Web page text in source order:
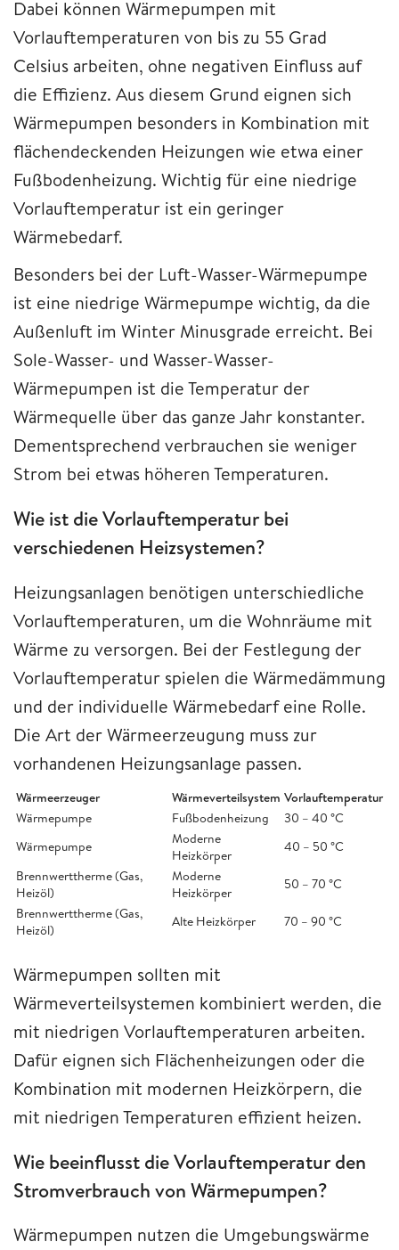
Dabei können Wärmepumpen mit
Vorlauftemperaturen von bis zu 55 Grad
Celsius arbeiten, ohne negativen Einfluss auf
die Effizienz. Aus diesem Grund eignen sich
Wärmepumpen besonders in Kombination mit
flächendeckenden Heizungen wie etwa einer
Fußbodenheizung. Wichtig für eine niedrige
Vorlauftemperatur ist ein geringer
Wärmebedarf.
Besonders bei der Luft-Wasser-Wärmepumpe
ist eine niedrige Wärmepumpe wichtig, da die
Außenluft im Winter Minusgrade erreicht. Bei
Sole-Wasser- und Wasser-Wasser-
Wärmepumpen ist die Temperatur der
Wärmequelle über das ganze Jahr konstanter.
Dementsprechend verbrauchen sie weniger
Strom bei etwas höheren Temperaturen.
Wie ist die Vorlauftemperatur bei
verschiedenen Heizsystemen?
Heizungsanlagen benötigen unterschiedliche
Vorlauftemperaturen, um die Wohnräume mit
Wärme zu versorgen. Bei der Festlegung der
Vorlauftemperatur spielen die Wärmedämmung
und der individuelle Wärmebedarf eine Rolle.
Die Art der Wärmeerzeugung muss zur
vorhandenen Heizungsanlage passen.
Wärmeerzeuger Wärmeverteilsystem Vorlauftemperatur
Wärmepumpe
Fußbodenheizung
30 – 40 °C
Wärmepumpe
Moderne
Heizkörper
40 – 50 °C
Brennwerttherme (Gas,
Heizöl)
Moderne
Heizkörper
50 – 70 °C
Brennwerttherme (Gas,
Heizöl)
Alte Heizkörper 70 – 90 °C
Wärmepumpen sollten mit
Wärmeverteilsystemen kombiniert werden, die
mit niedrigen Vorlauftemperaturen arbeiten.
Dafür eignen sich Flächenheizungen oder die
Kombination mit modernen Heizkörpern, die
mit niedrigen Temperaturen effizient heizen.
Wie beeinflusst die Vorlauftemperatur den
Stromverbrauch von Wärmepumpen?
Wärmepumpen nutzen die Umgebungswärme